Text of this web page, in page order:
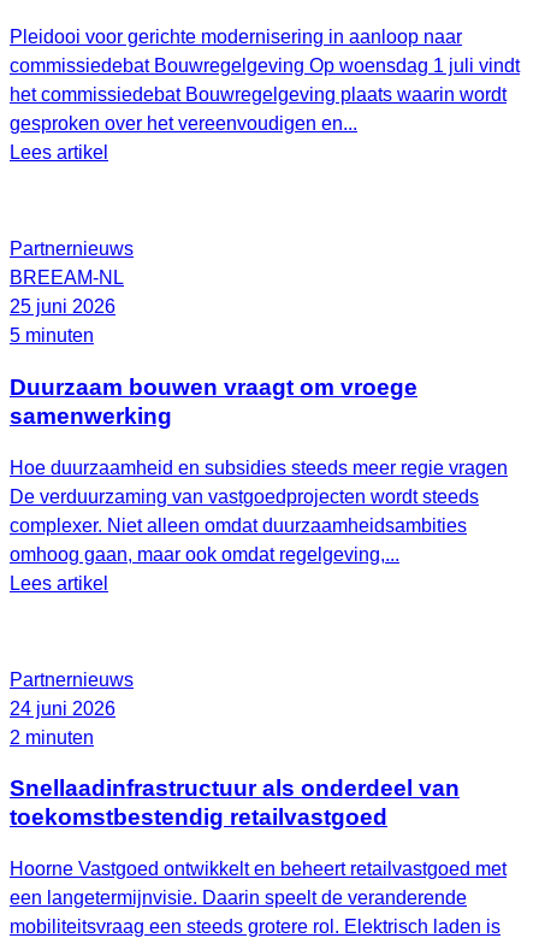
Pleidooi voor gerichte modernisering in aanloop naar
commissiedebat Bouwregelgeving Op woensdag 1 juli vindt
het commissiedebat Bouwregelgeving plaats waarin wordt
gesproken over het vereenvoudigen en...
Lees artikel
Partnernieuws
BREEAM-NL
25 juni 2026
5 minuten
Duurzaam bouwen vraagt om vroege
samenwerking
Hoe duurzaamheid en subsidies steeds meer regie vragen
De verduurzaming van vastgoedprojecten wordt steeds
complexer. Niet alleen omdat duurzaamheidsambities
omhoog gaan, maar ook omdat regelgeving,...
Lees artikel
Partnernieuws
24 juni 2026
2 minuten
Snellaadinfrastructuur als onderdeel van
toekomstbestendig retailvastgoed
Hoorne Vastgoed ontwikkelt en beheert retailvastgoed met
een langetermijnvisie. Daarin speelt de veranderende
mobiliteitsvraag een steeds grotere rol. Elektrisch laden is